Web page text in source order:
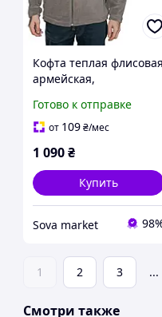
Кофта теплая флисовая
армейская,
военных и армии зсу
цвета хаки размер 2XL
Готово к отправке
от 109₴/мес
1 090₴
Купить
Sova market
1 2 3 ...
Смотри также